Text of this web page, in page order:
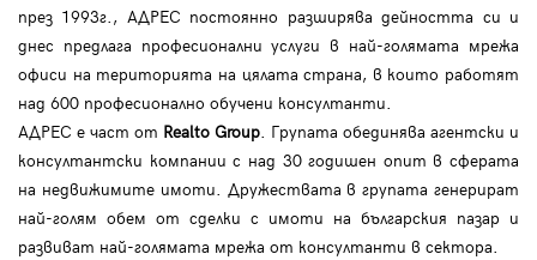
през 1993г., АДРЕС постоянно разширява дейността си и
днес предлага професионални услуги в най-голямата мрежа
офиси на територията на цялата страна, в които работят
над 600 професионално обучени консултанти.
АДРЕС е част от Realto Group . Групата обединява агентски и
консултантски компании с над 30 годишен опит в сферата
на недвижимите имоти. Дружествата в групата генерират
най-голям обем от сделки с имоти на българския пазар и
развиват най-голямата мрежа от консултанти в сектора.